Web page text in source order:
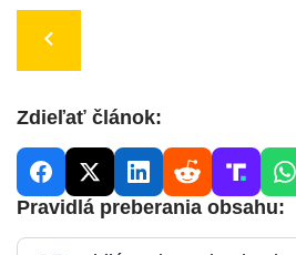
Zdieľať článok:
Pravidlá preberania obsahu: